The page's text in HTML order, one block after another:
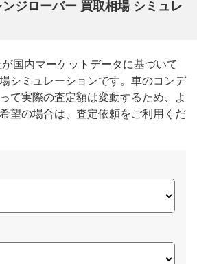
ジローバー 買取相場 シミュレ
国内マーケットデータに基づいて
シミュレーションです。車のコンデ
て実際の査定額は変動するため、よ
望の場合は、査定依頼をご利用くだ